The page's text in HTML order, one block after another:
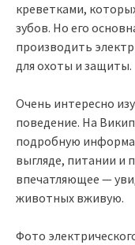
креветками,
зубов. Но его
производить
для охоты и защиты.
Очень интересно
поведение. На
подробную
выгляде, питании и
впечатляющее —
животных вживую.
Фото